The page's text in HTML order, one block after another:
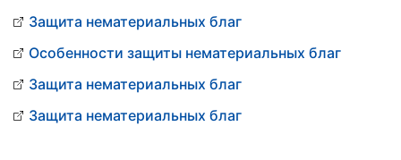
Защита нематериальных благ
Особенности защиты нематериальных благ
Защита нематериальных благ
Защита нематериальных благ